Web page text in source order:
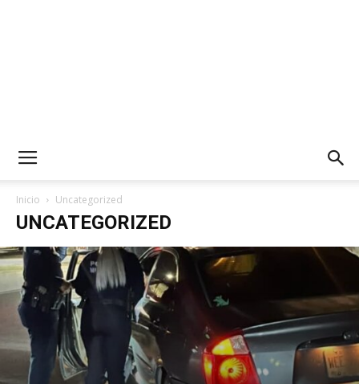
Inicio Uncategorized
UNCATEGORIZED